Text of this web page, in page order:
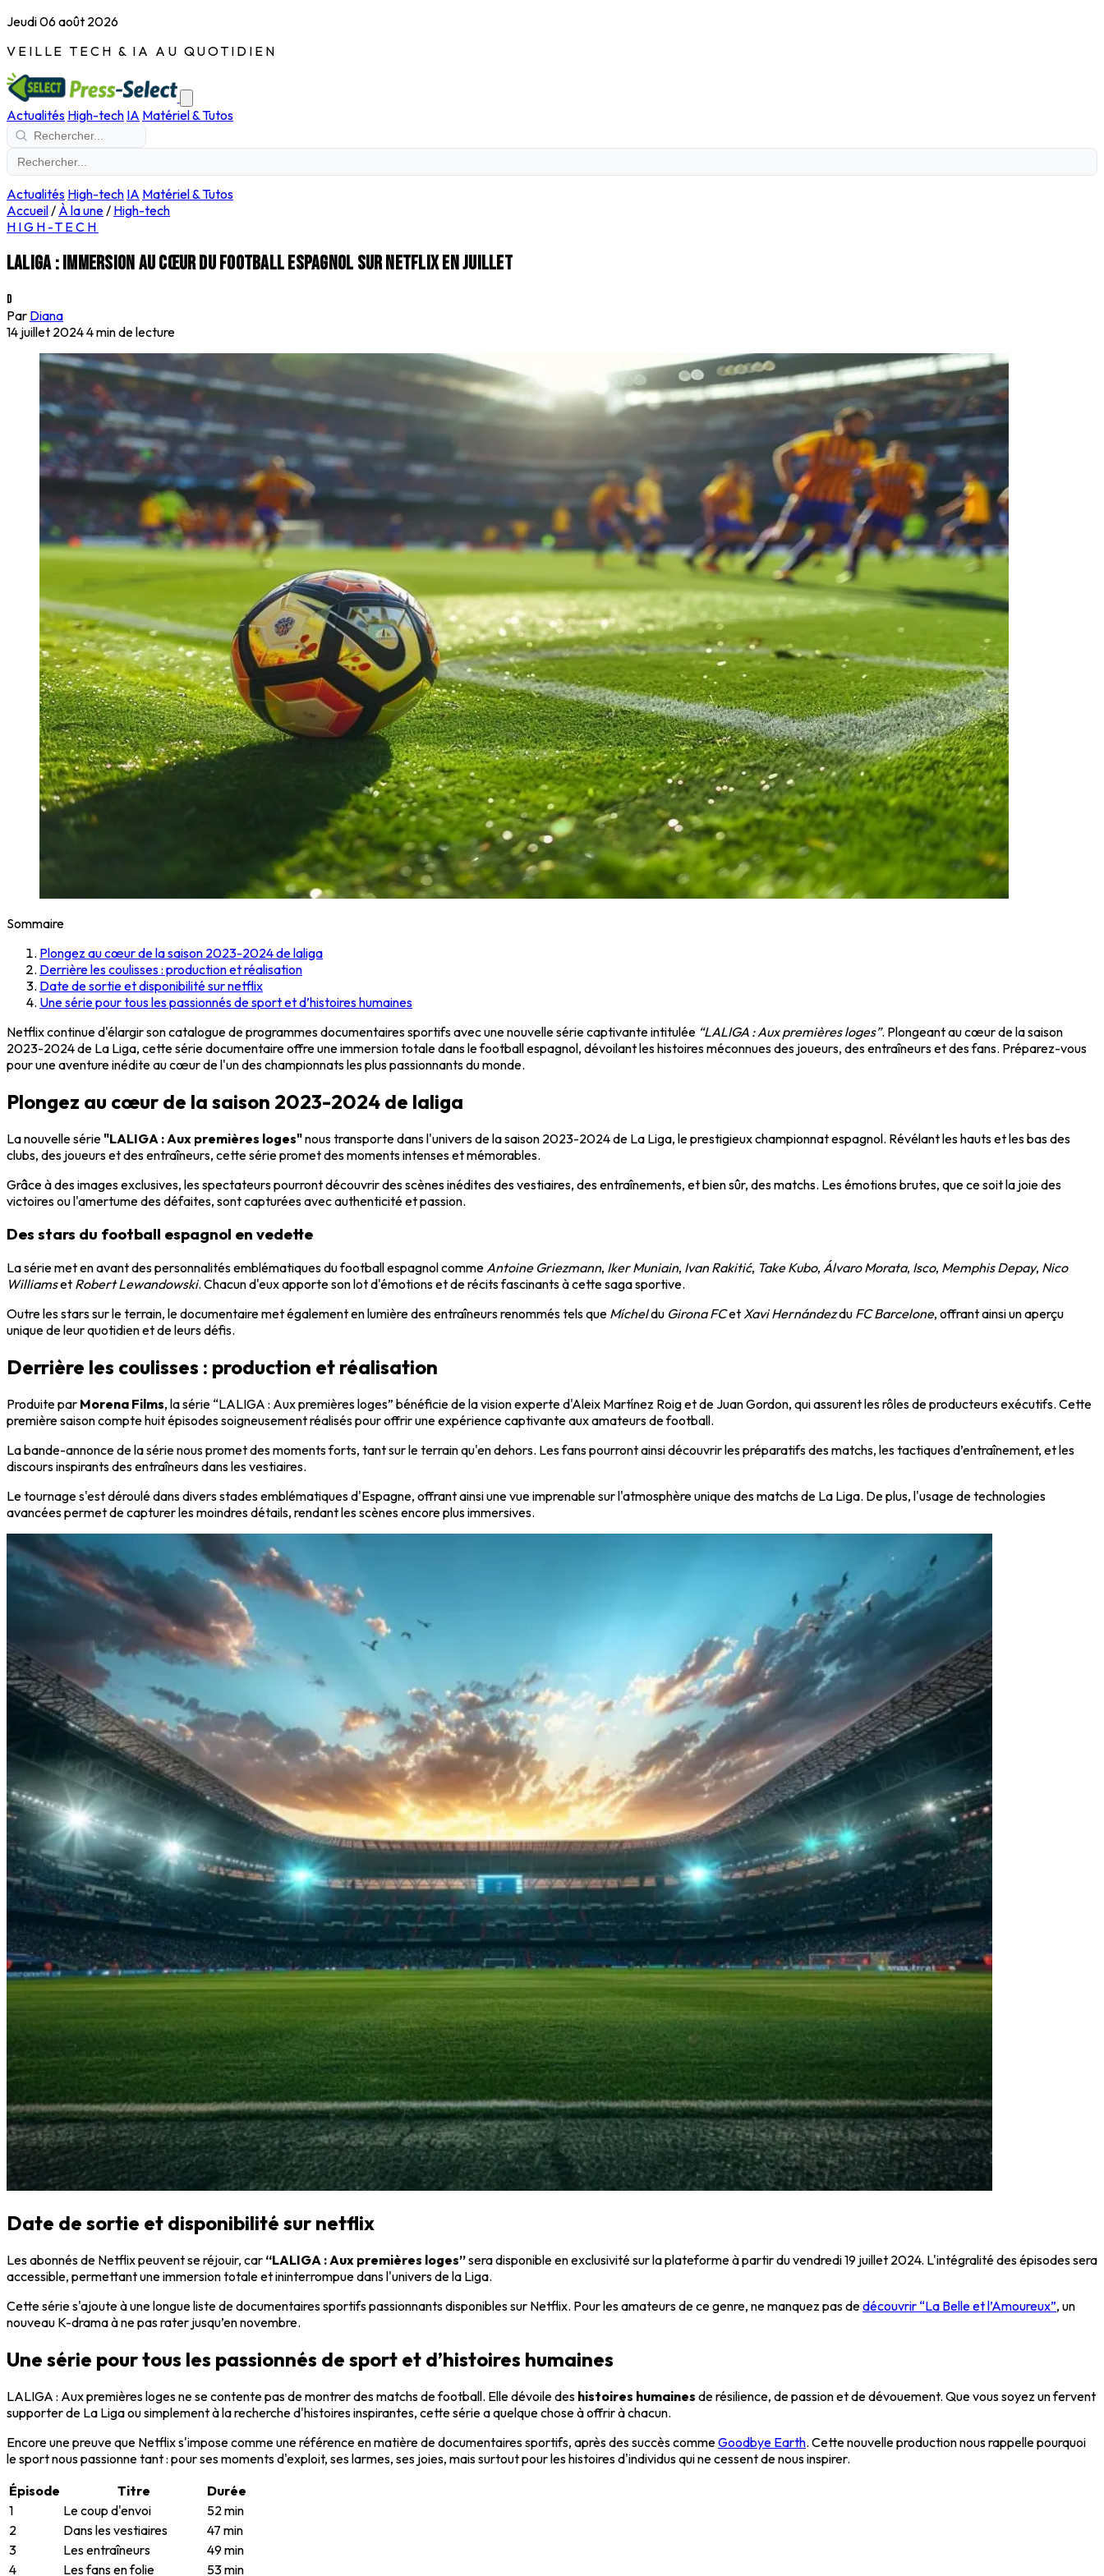
Jeudi 06 août 2026
VEILLE TECH & IA AU QUOTIDIEN
Actualités High-tech IA Matériel & Tutos
Actualités High-tech IA Matériel & Tutos
Accueil/ À la une/ High-tech
HIGH-TECH
LALIGA : immersion au cœur du football espagnol sur Netflix en juillet
D
Par Diana
14 juillet 20244 min de lecture
Sommaire
Plongez au cœur de la saison 2023-2024 de laliga
Derrière les coulisses : production et réalisation
Date de sortie et disponibilité sur netflix
Une série pour tous les passionnés de sport et d’histoires humaines
Netflix continue d'élargir son catalogue de programmes documentaires sportifs avec une nouvelle série captivante intitulée “LALIGA : Aux premières loges”. Plongeant au cœur de la saison
2023-2024 de La Liga, cette série documentaire offre une immersion totale dans le football espagnol, dévoilant les histoires méconnues des joueurs, des entraîneurs et des fans. Préparez-vous
pour une aventure inédite au cœur de l'un des championnats les plus passionnants du monde.
Plongez au cœur de la saison 2023-2024 de laliga
La nouvelle série"LALIGA : Aux premières loges"nous transporte dans l'univers de la saison 2023-2024 de La Liga, le prestigieux championnat espagnol. Révélant les hauts et les bas des
clubs, des joueurs et des entraîneurs, cette série promet des moments intenses et mémorables.
Grâce à des images exclusives, les spectateurs pourront découvrir des scènes inédites des vestiaires, des entraînements, et bien sûr, des matchs. Les émotions brutes, que ce soit la joie des
victoires ou l'amertume des défaites, sont capturées avec authenticité et passion.
Des stars du football espagnol en vedette
La série met en avant des personnalités emblématiques du football espagnol commeAntoine Griezmann, Iker Muniain, Ivan Rakitić, Take Kubo, Álvaro Morata, Isco, Memphis Depay, Nico
Williamset Robert Lewandowski. Chacun d'eux apporte son lot d'émotions et de récits fascinants à cette saga sportive.
Outre les stars sur le terrain, le documentaire met également en lumière des entraîneurs renommés tels que Mícheldu Girona FCetXavi Hernándezdu FC Barcelone, offrant ainsi un aperçu
unique de leur quotidien et de leurs défis.
Derrière les coulisses : production et réalisation
Produite par Morena Films, la série “LALIGA : Aux premières loges” bénéficie de la vision experte d'Aleix Martínez Roig et de Juan Gordon, qui assurent les rôles de producteurs exécutifs. Cette
première saison compte huit épisodes soigneusement réalisés pour offrir une expérience captivante aux amateurs de football.
La bande-annonce de la série nous promet des moments forts, tant sur le terrain qu'en dehors. Les fans pourront ainsi découvrir les préparatifs des matchs, les tactiques d’entraînement, et les
discours inspirants des entraîneurs dans les vestiaires.
Le tournage s'est déroulé dans divers stades emblématiques d'Espagne, offrant ainsi une vue imprenable sur l'atmosphère unique des matchs de La Liga. De plus, l'usage de technologies
avancées permet de capturer les moindres détails, rendant les scènes encore plus immersives.
Date de sortie et disponibilité sur netflix
Les abonnés de Netflix peuvent se réjouir, car “LALIGA : Aux premières loges”sera disponible en exclusivité sur la plateforme à partir du vendredi 19 juillet 2024. L'intégralité des épisodes sera
accessible, permettant une immersion totale et ininterrompue dans l'univers de la Liga.
Cette série s'ajoute à une longue liste de documentaires sportifs passionnants disponibles sur Netflix. Pour les amateurs de ce genre, ne manquez pas dedécouvrir “La Belle et l’Amoureux”, un
nouveau K-drama à ne pas rater jusqu’en novembre.
Une série pour tous les passionnés de sport et d’histoires humaines
LALIGA : Aux premières loges ne se contente pas de montrer des matchs de football. Elle dévoile des histoires humaines de résilience, de passion et de dévouement. Que vous soyez un fervent
supporter de La Liga ou simplement à la recherche d'histoires inspirantes, cette série a quelque chose à offrir à chacun.
Encore une preuve que Netflix s'impose comme une référence en matière de documentaires sportifs, après des succès commeGoodbye Earth. Cette nouvelle production nous rappelle pourquoi
le sport nous passionne tant : pour ses moments d'exploit, ses larmes, ses joies, mais surtout pour les histoires d'individus qui ne cessent de nous inspirer.
Épisode
Titre
Durée
1
Le coup d'envoi
52 min
2
Dans les vestiaires
47 min
3
Les entraîneurs
49 min
4
Les fans en folie
53 min